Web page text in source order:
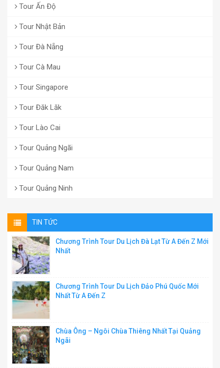
Tour Ấn Độ
Tour Nhật Bản
Tour Đà Nẵng
Tour Cà Mau
Tour Singapore
Tour Đăk Lăk
Tour Lào Cai
Tour Quảng Ngãi
Tour Quảng Nam
Tour Quảng Ninh
TIN TỨC
Chương Trình Tour Du Lịch Đà Lạt Từ A Đến Z Mới
Nhất
Chương Trình Tour Du Lịch Đảo Phú Quốc Mới
Nhất Từ A Đến Z
Chùa Ông – Ngôi Chùa Thiêng Nhất Tại Quảng
Ngãi